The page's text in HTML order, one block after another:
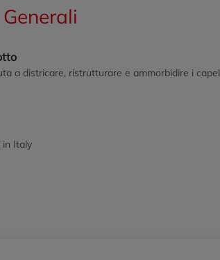
a districare, ristrutturare e ammorbidire i
in Italy